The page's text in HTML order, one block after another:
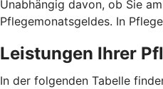
Unabhängig davon, ob Sie
Pflegemonatsgeldes. In
Leistungen Ihrer
In der folgenden Tabelle